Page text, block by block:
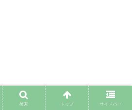
検索 トップ サイドバー